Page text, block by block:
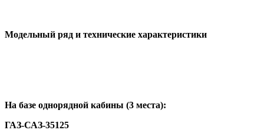
Модельный ряд и технические характеристики
На базе однорядной кабины (3 места):
ГАЗ-САЗ-35125